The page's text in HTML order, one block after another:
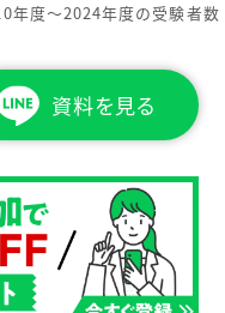
年度〜2024年度の受験者数
資料を見る